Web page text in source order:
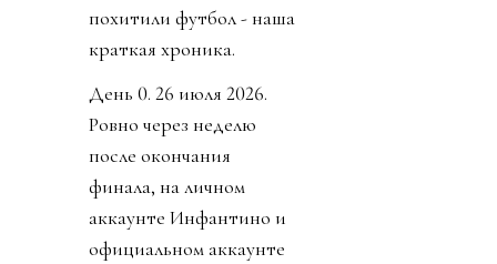
похитили футбол - наша
краткая хроника.
День 0. 26 июля 2026.
Ровно через неделю
после окончания
финала, на личном
аккаунте Инфантино и
официальном аккаунте